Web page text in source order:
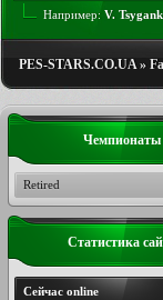
Например: V.
PES-STARS.CO.UA»
Чемпионаты
Retired
Статистика
Сейчас online